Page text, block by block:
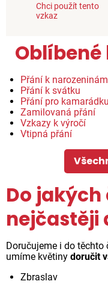
Chci použít tento
vzkaz
Přání k narozeninám
Přání k svátku
Přání pro kamarádku
Zamilovaná přání
Vzkazy k výročí
Vtipná přání
Do
nejčastěji
Doručujeme i do
umíme květiny doručit
Zbraslav